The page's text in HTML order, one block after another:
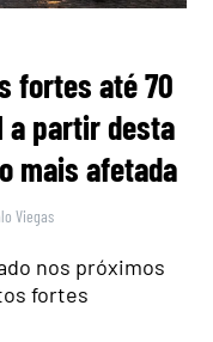
fortes até 70
partir desta
mais afetada
Viegas
nos próximos
fortes